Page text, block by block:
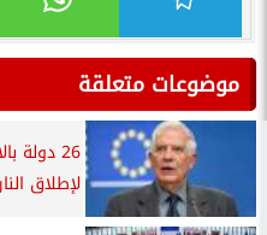
موضوعات متعلقة
26
لإطلاق